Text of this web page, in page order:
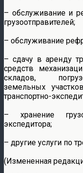
– обслуживание и
грузоотправителей;
– обслуживание
– сдачу в аренду
средств
складов,
земельных
транспортно-
– хранение
экспедитора;
– другие услуги по
(Измененная